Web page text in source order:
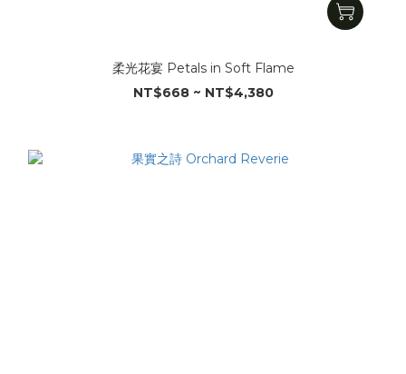
柔光花宴 Petals in Soft Flame
NT$668 ~ NT$4,380